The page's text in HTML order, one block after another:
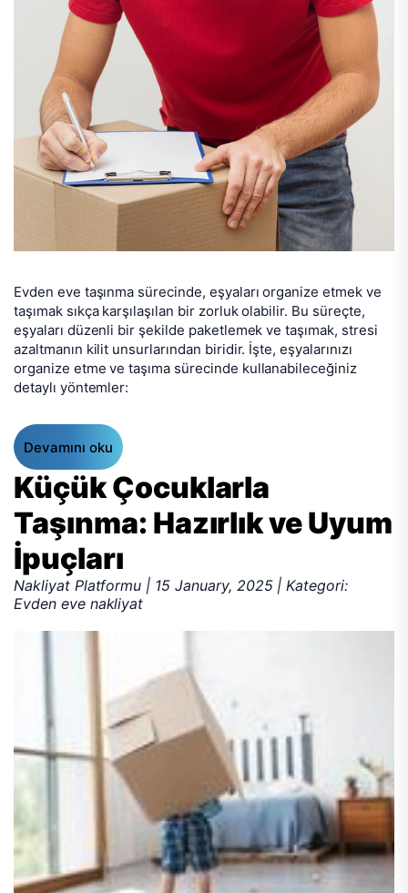
Evden eve taşınma sürecinde, eşyaları organize etmek ve
taşımak sıkça karşılaşılan bir zorluk olabilir. Bu süreçte,
eşyaları düzenli bir şekilde paketlemek ve taşımak, stresi
azaltmanın kilit unsurlarından biridir. İşte, eşyalarınızı
organize etme ve taşıma sürecinde kullanabileceğiniz
detaylı yöntemler:
Devamını oku
Küçük Çocuklarla
Taşınma: Hazırlık ve Uyum
İpuçları
Nakliyat Platformu | 15 January, 2025 | Kategori:
Evden eve nakliyat